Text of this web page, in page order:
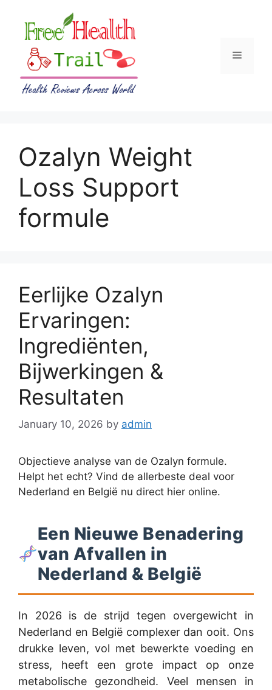
content
Menu
Ozalyn Weight
Loss Support
formule
Eerlijke Ozalyn
Ervaringen:
Ingrediënten,
Bijwerkingen &
Resultaten
January 10, 2026 by admin
Objectieve analyse van de Ozalyn formule.
Helpt het echt? Vind de allerbeste deal voor
Nederland en België nu direct hier online.
Een Nieuwe Benadering
van Afvallen in
Nederland & België
In 2026 is de strijd tegen overgewicht in
Nederland en België complexer dan ooit. Ons
drukke leven, vol met bewerkte voeding en
stress, heeft een grote impact op onze
metabolische gezondheid. Veel mensen in